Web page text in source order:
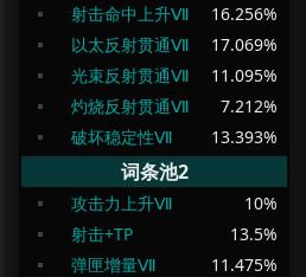
射击命中上升Ⅶ
16.256%
以太反射贯通Ⅶ
17.069%
光束反射贯通Ⅶ
11.095%
灼烧反射贯通Ⅶ
7.212%
破坏稳定性Ⅶ
13.393%
词条池2
攻击力上升Ⅶ 10%
射击+TP
13.5%
弹匣增量Ⅶ
11.475%